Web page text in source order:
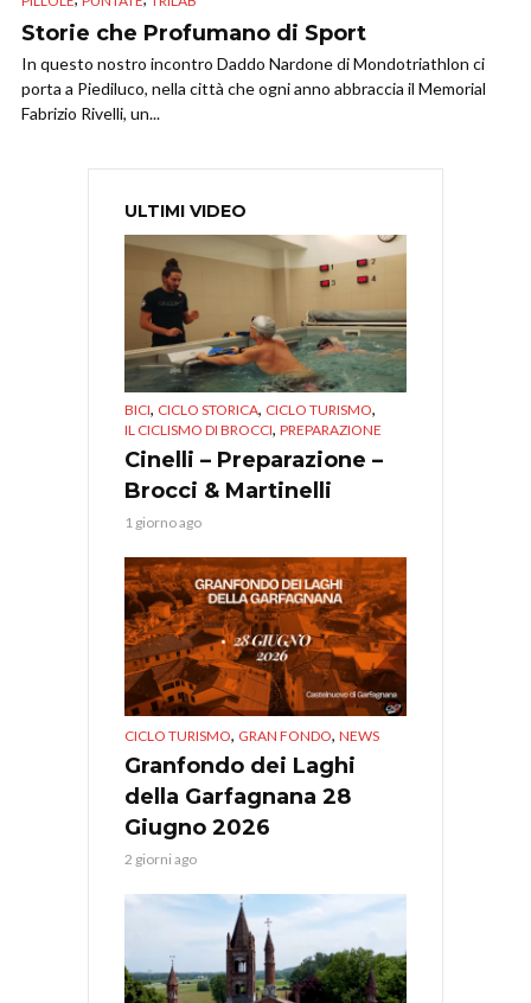
Storie che Profumano di Sport
In questo nostro incontro Daddo Nardone di Mondotriathlon ci
porta a Piediluco, nella città che ogni anno abbraccia il Memorial
Fabrizio Rivelli, un...
ULTIMI VIDEO
BICI, CICLO STORICA, CICLO TURISMO,
IL CICLISMO DI BROCCI, PREPARAZIONE
Cinelli – Preparazione –
Brocci & Martinelli
1 giorno ago
CICLO TURISMO, GRAN FONDO, NEWS
Granfondo dei Laghi
della Garfagnana 28
Giugno 2026
2 giorni ago